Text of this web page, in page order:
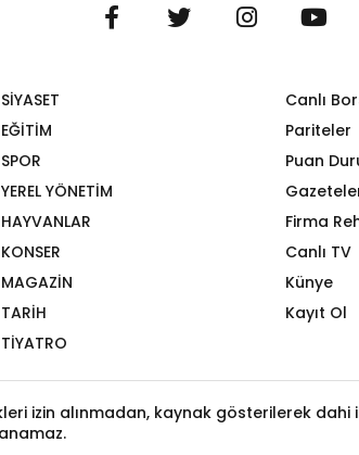
SİYASET
EĞİTİM
SPOR
YEREL YÖNETİM
HAYVANLAR
KONSER
MAGAZİN
TARİH
TİYATRO
Canlı
Pariteler
Puan
Firma
Canlı TV
Künye
Kayıt Ol
izin alınmadan, kaynak gösterilerek dahi